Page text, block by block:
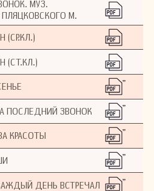
МУЗ.
М.
(СР.КЛ.)
(СТ.КЛ.)
"
ПОСЛЕДНИЙ ЗВОНОК "
КРАСОТЫ "
"
ДЕНЬ ВСТРЕЧАЛ "